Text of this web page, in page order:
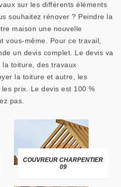
sur les différents éléments
souhaitez rénover ? Peindre la
maison une nouvelle
vous-même. Pour ce travail,
un devis complet. Le devis va
toiture, des travaux
la toiture et autre, les
prix. Le devis est 100 %
pas.
COUVREUR CHARPENTIER
09